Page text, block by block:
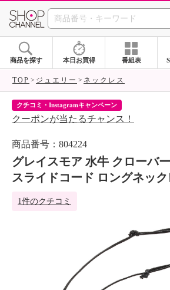
SHOP
商品を探す 本日お買得 番組表
TOP ジュエリー ネックレス
クチコミ・Instagramキャンペーン
クーポンが当たるチャンス！
商品番号：804224
グレイスモア 水牛 クローバ
スライドコード ロングネック
1件のクチコミ